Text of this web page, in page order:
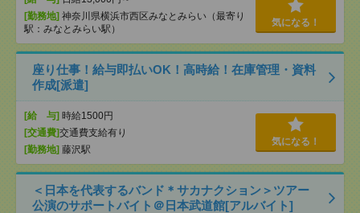
[勤務地] 神奈川県横浜市西区みなとみらい（最寄り
駅：みなとみらい駅）
気になる！
座り仕事！給与即払いOK！高時給！在庫管理・資料
作成[派遣]
[給 与] 時給1500円
[交通費]交通費支給有り
[勤務地] 藤沢駅
気になる！
＜日本を代表するバンド＊サカナクション＞ツアー
公演のサポートバイト＠日本武道館[アルバイト]